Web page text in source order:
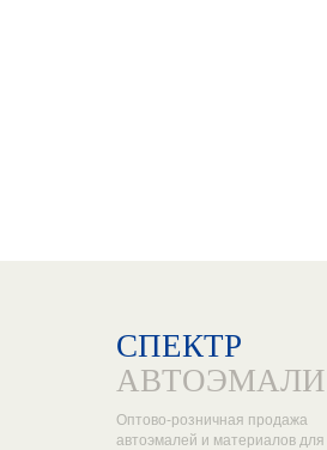
СПЕКТР
АВТОЭМАЛИ
Оптово-розничная продажа
автоэмалей и материалов для